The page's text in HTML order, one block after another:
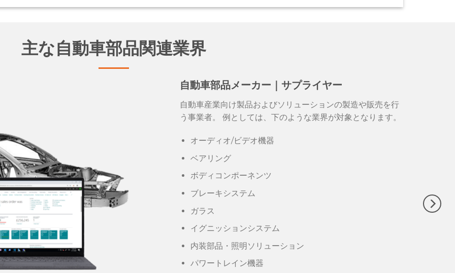
主な自動車部品関連業界
自動車部品メーカー｜サプライヤー
自動車産業向け製品およびソリューションの製造や販売を行
う事業者。 例としては、下のような業界が対象となります。
オーディオ/ビデオ機器
ベアリング
ボディコンポーネンツ
ブレーキシステム
ガラス
イグニッションシステム
内装部品・照明ソリューション
パワートレイン機器